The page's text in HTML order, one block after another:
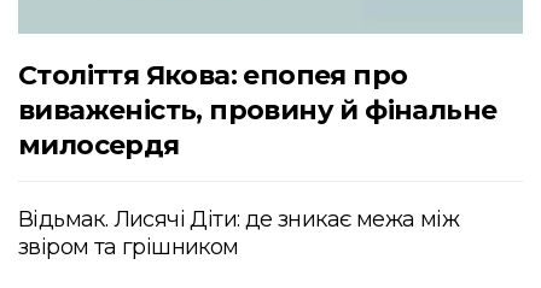
Століття Якова: епопея про
виваженість, провину й фінальне
милосердя
Відьмак. Лисячі Діти: де зникає межа між
звіром та грішником